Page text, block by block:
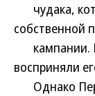
чудака,
собственной
кампании.
восприняли
Однако